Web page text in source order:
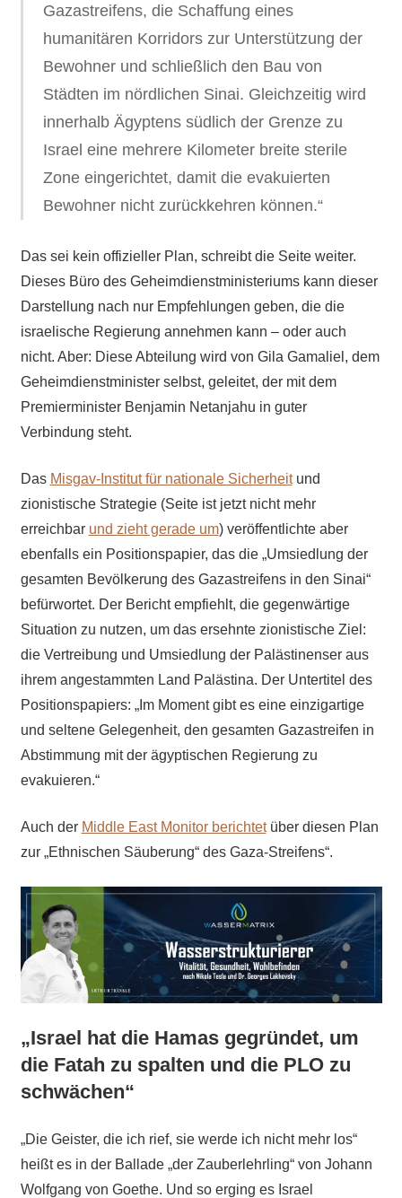
Gazastreifens, die Schaffung eines
humanitären Korridors zur Unterstützung der
Bewohner und schließlich den Bau von
Städten im nördlichen Sinai. Gleichzeitig wird
innerhalb Ägyptens südlich der Grenze zu
Israel eine mehrere Kilometer breite sterile
Zone eingerichtet, damit die evakuierten
Bewohner nicht zurückkehren können.“
Das sei kein offizieller Plan, schreibt die Seite weiter.
Dieses Büro des Geheimdienstministeriums kann dieser
Darstellung nach nur Empfehlungen geben, die die
israelische Regierung annehmen kann – oder auch
nicht. Aber: Diese Abteilung wird von Gila Gamaliel, dem
Geheimdienstminister selbst, geleitet, der mit dem
Premierminister Benjamin Netanjahu in guter
Verbindung steht.
Das Misgav-Institut für nationale Sicherheitund
zionistische Strategie (Seite ist jetzt nicht mehr
erreichbar und zieht gerade um) veröffentlichte aber
ebenfalls ein Positionspapier, das die „Umsiedlung der
gesamten Bevölkerung des Gazastreifens in den Sinai“
befürwortet. Der Bericht empfiehlt, die gegenwärtige
Situation zu nutzen, um das ersehnte zionistische Ziel:
die Vertreibung und Umsiedlung der Palästinenser aus
ihrem angestammten Land Palästina. Der Untertitel des
Positionspapiers: „Im Moment gibt es eine einzigartige
und seltene Gelegenheit, den gesamten Gazastreifen in
Abstimmung mit der ägyptischen Regierung zu
evakuieren.“
Auch der Middle East Monitor berichtetüber diesen Plan
zur „Ethnischen Säuberung“ des Gaza-Streifens“.
„Israel hat die Hamas gegründet, um
die Fatah zu spalten und die PLO zu
schwächen“
„Die Geister, die ich rief, sie werde ich nicht mehr los“
heißt es in der Ballade „der Zauberlehrling“ von Johann
Wolfgang von Goethe. Und so erging es Israel